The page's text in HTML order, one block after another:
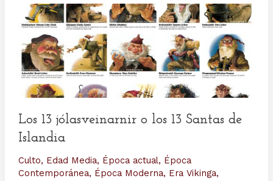
Los 13 jólasveinarnir o los 13 Santas de
Islandia
Culto, Edad Media, Época actual, Época
Contemporánea, Época Moderna, Era Vikinga,